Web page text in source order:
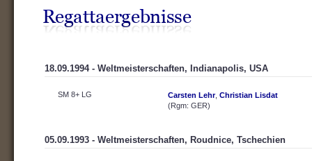
18.09.1994 - Weltmeisterschaften, Indianapolis, USA
SM 8+ LG Carsten Lehr, Christian Lisdat
(Rgm: GER)
05.09.1993 - Weltmeisterschaften, Roudnice, Tschechien